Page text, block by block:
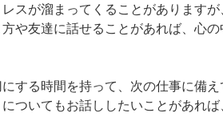
スが溜まってくることがあります
や友達に話せることがあれば、心
する時間を持って、次の仕事に備
ついてもお話ししたいことがあれ